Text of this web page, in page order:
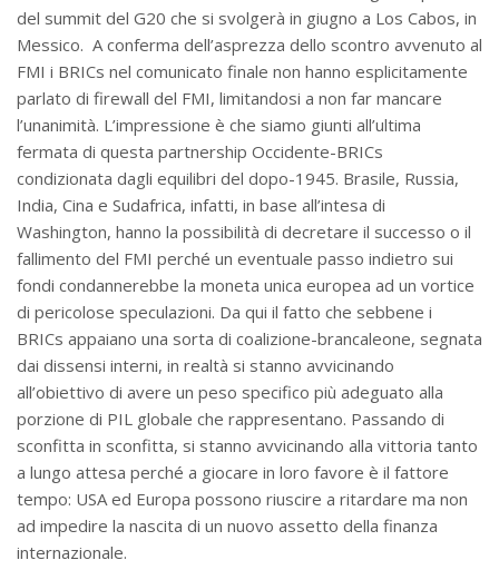
del summit del G20 che si svolgerà in giugno a Los Cabos, in
Messico. A conferma dell’asprezza dello scontro avvenuto al
FMI i BRICs nel comunicato finale non hanno esplicitamente
parlato di firewall del FMI, limitandosi a non far mancare
l’unanimità. L’impressione è che siamo giunti all’ultima
fermata di questa partnership Occidente-BRICs
condizionata dagli equilibri del dopo-1945. Brasile, Russia,
India, Cina e Sudafrica, infatti, in base all’intesa di
Washington, hanno la possibilità di decretare il successo o il
fallimento del FMI perché un eventuale passo indietro sui
fondi condannerebbe la moneta unica europea ad un vortice
di pericolose speculazioni. Da qui il fatto che sebbene i
BRICs appaiano una sorta di coalizione-brancaleone, segnata
dai dissensi interni, in realtà si stanno avvicinando
all’obiettivo di avere un peso specifico più adeguato alla
porzione di PIL globale che rappresentano. Passando di
sconfitta in sconfitta, si stanno avvicinando alla vittoria tanto
a lungo attesa perché a giocare in loro favore è il fattore
tempo: USA ed Europa possono riuscire a ritardare ma non
ad impedire la nascita di un nuovo assetto della finanza
internazionale.